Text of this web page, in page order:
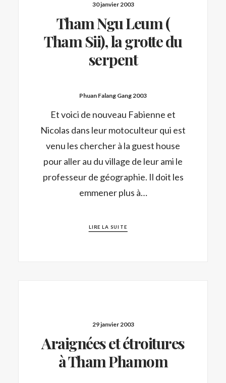
30 janvier 2003
Tham Ngu Leum (
Tham Sii), la grotte du
serpent
Phuan Falang Gang 2003
Et voici de nouveau Fabienne et
Nicolas dans leur motoculteur qui est
venu les chercher à la guest house
pour aller au du village de leur ami le
professeur de géographie. Il doit les
emmener plus à…
LIRE LA SUITE
29 janvier 2003
Araignées et étroitures
à Tham Phamom